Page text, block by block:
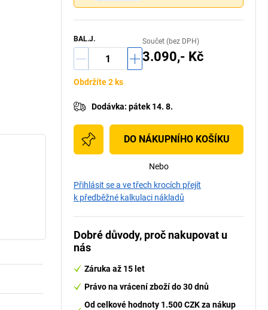
BAL.J. Součet (bez DPH)
3.090,- Kč
Obdržíte 2 ks
Dodávka: pátek 14. 8.
DO NÁKUPNÍHO KOŠÍKU
Nebo
Přihlásit se a ve třech krocích přejít
k předběžné kalkulaci nákladů
Dobré důvody, proč nakupovat u
nás
Záruka až 15 let
Právo na vrácení zboží do 30 dnů
Od celkové hodnoty 1.500 CZK za nákup